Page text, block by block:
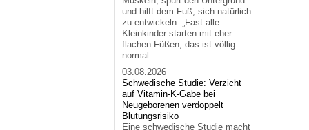
und hilft dem Fuß, sich natürlich
zu entwickeln. „Fast alle
Kleinkinder starten mit eher
flachen Füßen, das ist völlig
normal.
03.08.2026
Schwedische Studie: Verzicht
auf Vitamin-K-Gabe bei
Neugeborenen verdoppelt
Blutungsrisiko
Eine schwedische Studie macht